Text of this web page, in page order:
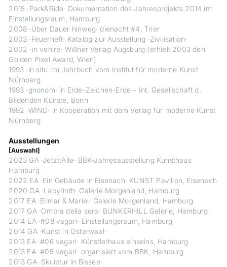
2015 ·Park&Ride· Dokumentation des Jahresprojekts 2014 im
Einstellungsraum, Hamburg
2008 ·Über Dauer hinweg· dienacht #4, Trier
2003 ·Feuerheft· Katalog zur Ausstellung ·Zivilisation·
2002 ·in venire· Wißner Verlag Augsburg (erhielt 2003 den
Golden Pixel Award, Wien)
1993 ·in situ· im Jahrbuch vom Institut für moderne Kunst
Nürnberg
1993 ·gnonom· in Erde-Zeichen-Erde – Int. Gesellschaft d.
Bildenden Künste, Bonn
1992 ·WIND· in Kooperation mit dem Verlag für moderne Kunst
Nürnberg
Ausstellungen
[Auswahl]
2023 GA ·Jetzt:Alle· BBK-Jahresausstellung Kunsthaus
Hamburg
2022 EA ·Ein Gebäude in Eisenach· KUNST Pavillon, Eisenach
2020 GA ·Labyrinth· Galerie Morgenland, Hamburg
2017 EA ·Elimar & Mariel· Galerie Morgenland, Hamburg
2017 GA ·Ombra della sera· BUNKERHILL Galerie, Hamburg
2014 EA ·#08 vagari· Einstellungsraum, Hamburg
2014 GA ·Kunst in Osterwaal·
2013 EA ·#06 vagari· Künstlerhaus einseins, Hamburg
2013 EA ·#05 vagari· organisiert vom BBK, Hamburg
2013 GA ·Skulptur in Bissee·